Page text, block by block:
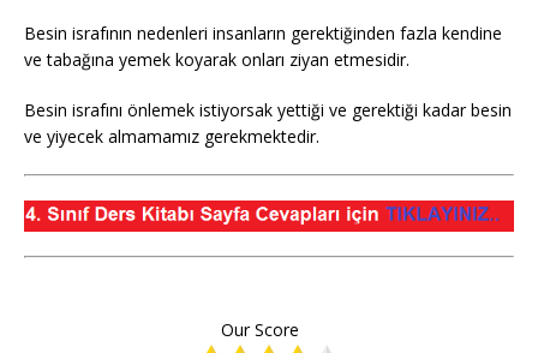
Besin israfının nedenleri insanların gerektiğinden fazla kendine
ve tabağına yemek koyarak onları ziyan etmesidir.
Besin israfını önlemek istiyorsak yettiği ve gerektiği kadar besin
ve yiyecek almamamız gerekmektedir.
Our Score